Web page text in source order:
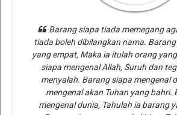
Barang siapa tiada memegang
tiada boleh dibilangkan nama.
yang empat, Maka ia itulah orang
siapa mengenal Allah, Suruh dan
menyalah. Barang siapa mengenal
mengenal akan Tuhan yang bahri.
mengenal dunia, Tahulah ia barang